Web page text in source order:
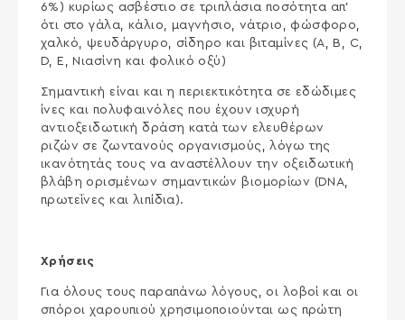
6%) κυρίως ασβέστιο σε τριπλάσια ποσότητα απ’
ότι στο γάλα, κάλιο, μαγνήσιο, νάτριο, φώσφορο,
χαλκό, ψευδάργυρο, σίδηρο και βιταμίνες (A, B, C,
D, E, Νιασίνη και φολικό οξύ)
Σημαντική είναι και η περιεκτικότητα σε εδώδιμες
ίνες και πολυφαινόλες που έχουν ισχυρή
αντιοξειδωτική δράση κατά των ελευθέρων
ριζών σε ζωντανούς οργανισμούς, λόγω της
ικανότητάς τους να αναστέλλουν την οξειδωτική
βλάβη ορισμένων σημαντικών βιομορίων (DNA,
πρωτεΐνες και λιπίδια).
Χρήσεις
Για όλους τους παραπάνω λόγους, οι λοβοί και οι
σπόροι χαρουπιού χρησιμοποιούνται ως πρώτη